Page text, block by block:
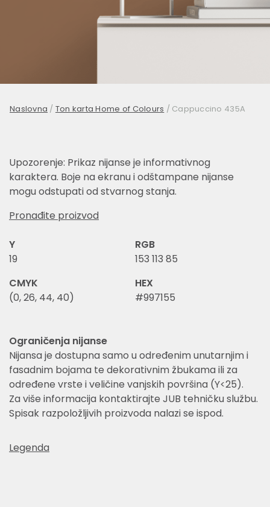
Naslovna / Ton karta Home of Colours / Cappuccino 435A
Upozorenje: Prikaz nijanse je informativnog
karaktera. Boje na ekranu i odštampane nijanse
mogu odstupati od stvarnog stanja.
Pronađite proizvod
Y
19
RGB
153 113 85
CMYK
(0, 26, 44, 40)
HEX
#997155
Ograničenja nijanse
Nijansa je dostupna samo u određenim unutarnjim i
fasadnim bojama te dekorativnim žbukama ili za
određene vrste i veličine vanjskih površina (Y<25).
Za više informacija kontaktirajte JUB tehničku službu.
Spisak razpoložljivih proizvoda nalazi se ispod.
Legenda